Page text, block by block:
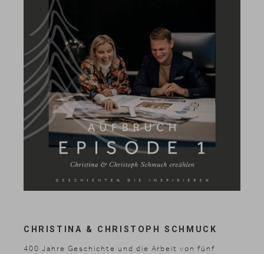
CHRISTINA & CHRISTOPH SCHMUCK
400 Jahre Geschichte und die Arbeit von fünf